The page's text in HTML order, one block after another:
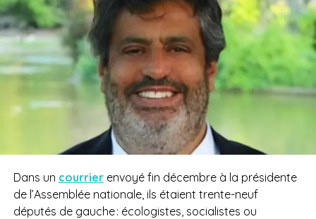
Dans un courrierenvoyé fin décembre à la présidente
de l’Assemblée nationale, ils étaient trente-neuf
députés de gauche : écologistes, socialistes ou